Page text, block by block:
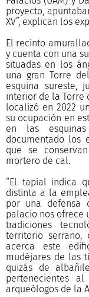
proyecto,
XV”, explican los
El recinto
y cuenta con una
situadas en los
una gran Torre
esquina sureste,
interior de la Torre
localizó en 2022
su ocupación en
en las
documentado los
que se
mortero de cal.
“El tapial indica
distinta a la
por una defensa
palacio nos ofrece
tradiciones
territorio
acerca este
mudéjares de las
quizás de
pertenecientes
arqueólogos de la